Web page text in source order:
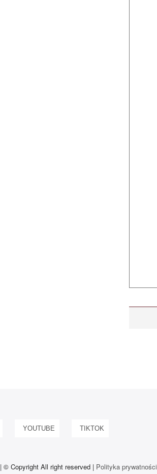
YOUTUBE TIKTOK
| © Copyright All right reserved | Polityka prywatności